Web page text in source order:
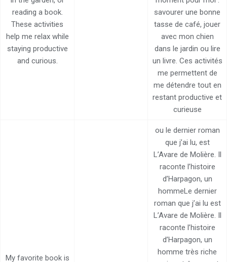
reading a book.
These activities
help me relax while
staying productive
and curious.
savourer une bonne
tasse de café, jouer
avec mon chien
dans le jardin ou lire
un livre. Ces activités
me permettent de
me détendre tout en
restant productive et
curieuse
My favorite book is
ou le dernier roman
que j’ai lu, est
L’Avare de Molière. Il
raconte l’histoire
d’Harpagon, un
hommeLe dernier
roman que j’ai lu est
L’Avare de Molière. Il
raconte l’histoire
d’Harpagon, un
homme très riche